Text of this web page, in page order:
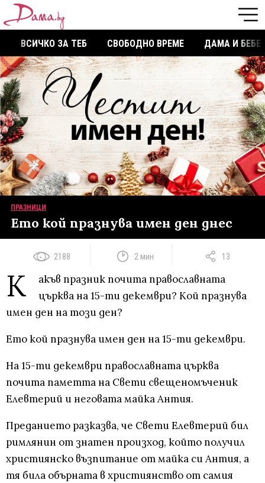
ВСИЧКО ЗА ТЕБ СВОБОДНО ВРЕМЕ ДАМА И БЕБЕ
ПРАЗНИЦИ
Ето кой празнува имен ден днес
2188 2 мин 13
К
акъв празник почита православната
църква на 15-ти декември? Кой празнува
имен ден на този ден?
Ето кой празнува имен ден на 15-ти декември.
На 15-ти декември православната църква
почита паметта на Свети свещеномъченик
Елевтерий и неговата майка Антия.
Преданието разказва, че Свети Елевтерий бил
римлянин от знатен произход, който получил
християнско възпитание от майка си Антия, а
тя била обърната в християнство от самия